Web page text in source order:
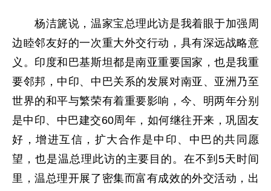
杨洁篪说，温家宝总理此访是我着眼于加强周
边睦邻友好的一次重大外交行动，具有深远战略意
义。印度和巴基斯坦都是南亚重要国家，也是我重
要邻邦，中印、中巴关系的发展对南亚、亚洲乃至
世界的和平与繁荣有着重要影响，今、明两年分别
是中印、中巴建交60周年，如何继往开来，巩固友
好，增进互信，扩大合作是中印、中巴的共同愿
望，也是温总理此访的主要目的。在不到5天时间
里，温总理开展了密集而富有成效的外交活动，出